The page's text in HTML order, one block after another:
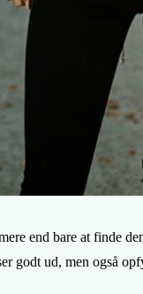
end bare at finde
godt ud, men også